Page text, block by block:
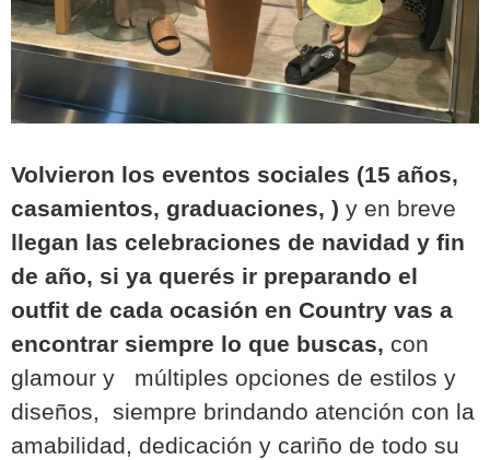
Volvieron los eventos sociales (15 años,
casamientos, graduaciones, ) y en breve
llegan las celebraciones de navidad y fin
de año, si ya querés ir preparando el
outfit de cada ocasión en Country vas a
encontrar siempre lo que buscas, con
glamour y múltiples opciones de estilos y
diseños, siempre brindando atención con la
amabilidad, dedicación y cariño de todo su